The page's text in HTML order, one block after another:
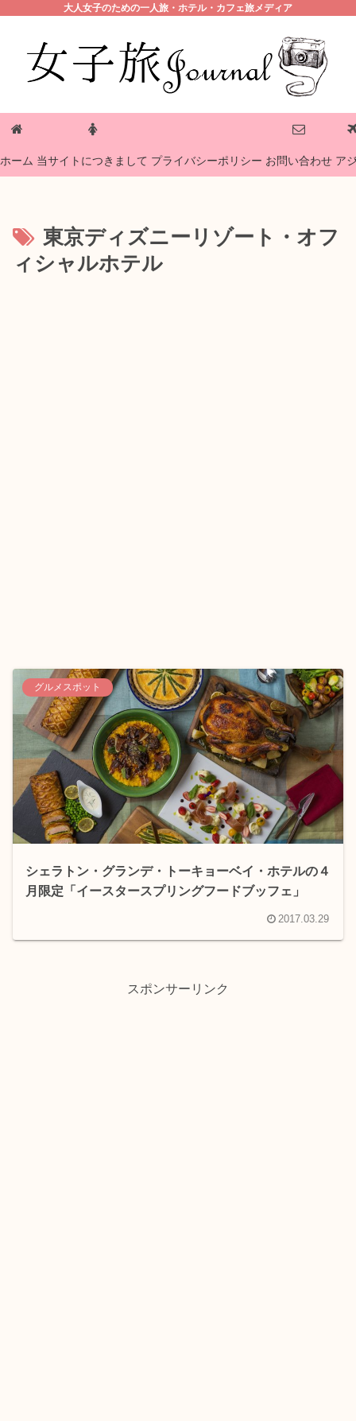
大人女子のための一人旅・ホテル・カフェ旅メディア
ホーム 当サイトにつきまして プライバシーポリシー お問い合わせ ア
東京ディズニーリゾート・オフ
ィシャルホテル
グルメスポット
シェラトン・グランデ・トーキョーベイ・ホテルの４
月限定「イースタースプリングフードブッフェ」
2017.03.29
スポンサーリンク